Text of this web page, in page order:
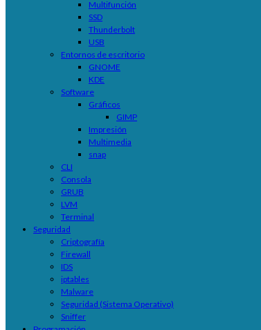
Multifunción
SSD
Thunderbolt
USB
Entornos de escritorio
GNOME
KDE
Software
Gráficos
GIMP
Impresión
Multimedia
snap
CLI
Consola
GRUB
LVM
Terminal
Seguridad
Criptografía
Firewall
IDS
iptables
Malware
Seguridad (Sistema Operativo)
Sniffer